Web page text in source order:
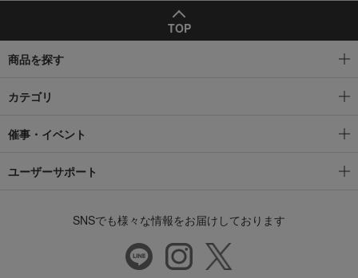
TOP
商品を探す
カテゴリ
催事・イベント
ユーザーサポート
SNSでも様々な情報をお届けしております